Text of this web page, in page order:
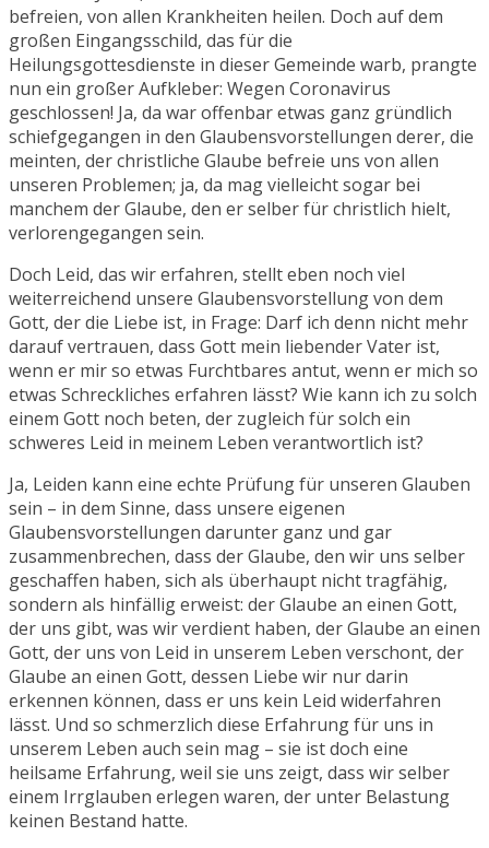
befreien, von allen Krankheiten heilen. Doch auf dem
großen Eingangsschild, das für die
Heilungsgottesdienste in dieser Gemeinde warb, prangte
nun ein großer Aufkleber: Wegen Coronavirus
geschlossen! Ja, da war offenbar etwas ganz gründlich
schiefgegangen in den Glaubensvorstellungen derer, die
meinten, der christliche Glaube befreie uns von allen
unseren Problemen; ja, da mag vielleicht sogar bei
manchem der Glaube, den er selber für christlich hielt,
verlorengegangen sein.
Doch Leid, das wir erfahren, stellt eben noch viel
weiterreichend unsere Glaubensvorstellung von dem
Gott, der die Liebe ist, in Frage: Darf ich denn nicht mehr
darauf vertrauen, dass Gott mein liebender Vater ist,
wenn er mir so etwas Furchtbares antut, wenn er mich so
etwas Schreckliches erfahren lässt? Wie kann ich zu solch
einem Gott noch beten, der zugleich für solch ein
schweres Leid in meinem Leben verantwortlich ist?
Ja, Leiden kann eine echte Prüfung für unseren Glauben
sein – in dem Sinne, dass unsere eigenen
Glaubensvorstellungen darunter ganz und gar
zusammenbrechen, dass der Glaube, den wir uns selber
geschaffen haben, sich als überhaupt nicht tragfähig,
sondern als hinfällig erweist: der Glaube an einen Gott,
der uns gibt, was wir verdient haben, der Glaube an einen
Gott, der uns von Leid in unserem Leben verschont, der
Glaube an einen Gott, dessen Liebe wir nur darin
erkennen können, dass er uns kein Leid widerfahren
lässt. Und so schmerzlich diese Erfahrung für uns in
unserem Leben auch sein mag – sie ist doch eine
heilsame Erfahrung, weil sie uns zeigt, dass wir selber
einem Irrglauben erlegen waren, der unter Belastung
keinen Bestand hatte.